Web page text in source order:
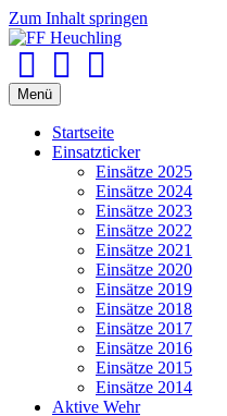
Zum Inhalt springen
Menü
Startseite
Einsatzticker
Einsätze 2025
Einsätze 2024
Einsätze 2023
Einsätze 2022
Einsätze 2021
Einsätze 2020
Einsätze 2019
Einsätze 2018
Einsätze 2017
Einsätze 2016
Einsätze 2015
Einsätze 2014
Aktive Wehr